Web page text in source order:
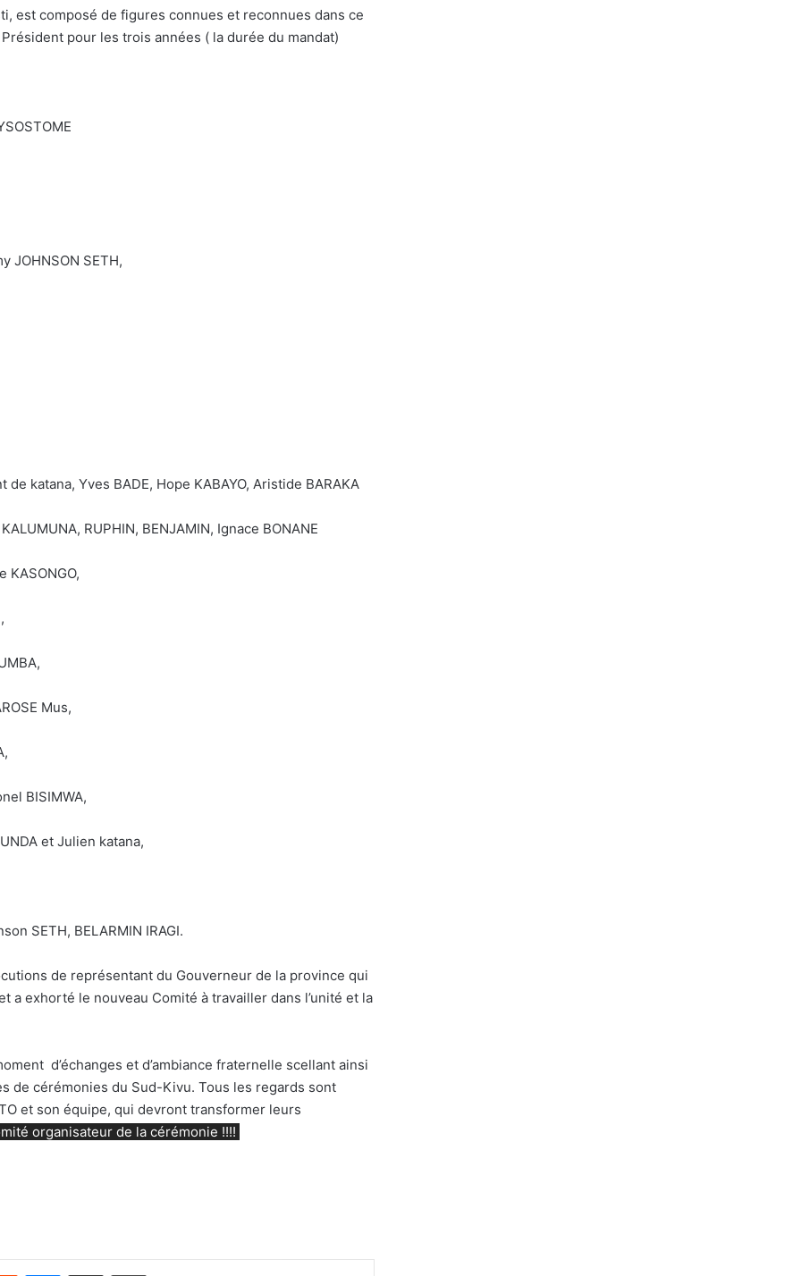
est composé de figures connues et reconnues dans ce
pour les trois années ( la durée du mandat)
JOHNSON SETH,
katana, Yves BADE, Hope KABAYO, Aristide BARAKA
RUPHIN, BENJAMIN, Ignace BONANE
KASONGO,
Mus,
BISIMWA,
et Julien katana,
SETH, BELARMIN IRAGI.
de représentant du Gouverneur de la province qui
a exhorté le nouveau Comité à travailler dans l’unité et la
d’échanges et d’ambiance fraternelle scellant ainsi
de cérémonies du Sud-Kivu. Tous les regards sont
et son équipe, qui devront transformer leurs
organisateur de la cérémonie !!!!